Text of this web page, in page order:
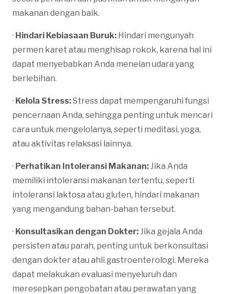
makanan dengan baik.
· Hindari Kebiasaan Buruk: Hindari mengunyah
permen karet atau menghisap rokok, karena hal ini
dapat menyebabkan Anda menelan udara yang
berlebihan.
· Kelola Stress:Stress dapat mempengaruhi fungsi
pencernaan Anda, sehingga penting untuk mencari
cara untuk mengelolanya, seperti meditasi, yoga,
atau aktivitas relaksasi lainnya.
· Perhatikan Intoleransi Makanan:Jika Anda
memiliki intoleransi makanan tertentu, seperti
intoleransi laktosa atau gluten, hindari makanan
yang mengandung bahan-bahan tersebut.
· Konsultasikan dengan Dokter:Jika gejala Anda
persisten atau parah, penting untuk berkonsultasi
dengan dokter atau ahli gastroenterologi. Mereka
dapat melakukan evaluasi menyeluruh dan
meresepkan pengobatan atau perawatan yang